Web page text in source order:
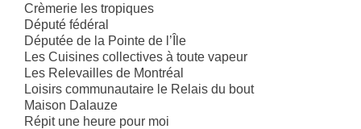
Crèmerie les tropiques
Député fédéral
Députée de la Pointe de l’Île
Les Cuisines collectives à toute vapeur
Les Relevailles de Montréal
Loisirs communautaire le Relais du bout
Maison Dalauze
Répit une heure pour moi